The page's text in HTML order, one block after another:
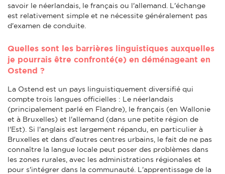
savoir le néerlandais, le français ou l'allemand. L'échange
est relativement simple et ne nécessite généralement pas
d'examen de conduite.
Quelles sont les barrières linguistiques auxquelles
je pourrais être confronté(e) en déménageant en
Ostend ?
La Ostend est un pays linguistiquement diversifié qui
compte trois langues officielles : Le néerlandais
(principalement parlé en Flandre), le français (en Wallonie
et à Bruxelles) et l'allemand (dans une petite région de
l'Est). Si l'anglais est largement répandu, en particulier à
Bruxelles et dans d'autres centres urbains, le fait de ne pas
connaître la langue locale peut poser des problèmes dans
les zones rurales, avec les administrations régionales et
pour s'intégrer dans la communauté. L'apprentissage de la